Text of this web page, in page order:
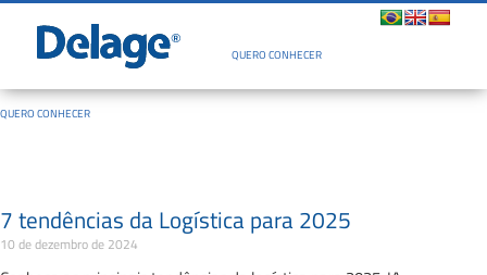
QUERO CONHECER
QUERO CONHECER
7 tendências da Logística para 2025
10 de dezembro de 2024